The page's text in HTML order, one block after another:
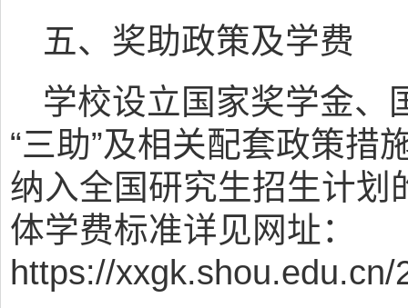
五、奖助政策及学费
学校设立国家奖学金、
“三助”及相关配套政策措
纳入全国研究生招生计划
体学费标准详见网址：
https://